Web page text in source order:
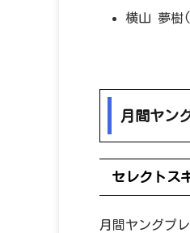
横山 夢樹
月間ヤン
セレクトス
月間ヤングプ